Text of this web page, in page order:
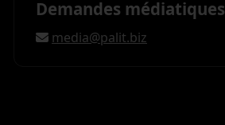
Demandes médiatiques
media@palit.biz